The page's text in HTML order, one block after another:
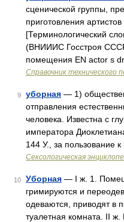
сценической группы,
приготовления
[Терминологический
(ВНИИИС Госстроя
помещения EN actor s
Справочник технического
9 уборная — 1)
отправления
человека. Известна с
императора
144 У., за пользование
Сексологическая
10 Уборная — I ж. 1.
гримируются и
одеваются, приводят в
туалетная комната. II